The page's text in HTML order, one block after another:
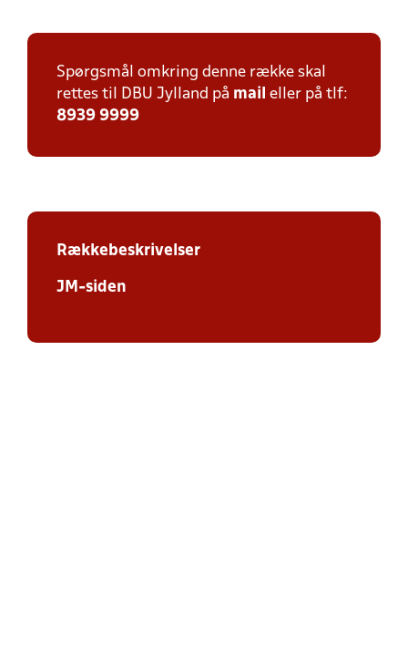
Spørgsmål omkring denne række skal
rettes til DBU Jylland på mail eller på tlf:
8939 9999
Rækkebeskrivelser
JM-siden